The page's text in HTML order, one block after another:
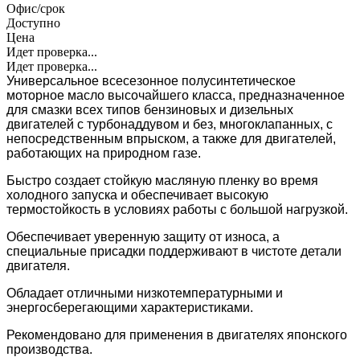
Офис/срок
Доступно
Цена
Идет проверка...
Идет проверка...
Универсальное всесезонное полусинтетическое
моторное масло высочайшего класса, предназначенное
для смазки всех типов бензиновых и дизельных
двигателей с турбонаддувом и без, многоклапанных, с
непосредственным впрыском, а также для двигателей,
работающих на природном газе.
Быстро создает стойкую масляную пленку во время
холодного запуска и обеспечивает высокую
термостойкость в условиях работы с большой нагрузкой.
Обеспечивает уверенную защиту от износа, а
специальные присадки поддерживают в чистоте детали
двигателя.
Обладает отличными низкотемпературными и
энергосберегающими характеристиками.
Рекомендовано для применения в двигателях японского
производства.